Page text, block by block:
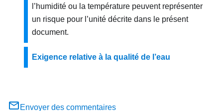
l’humidité ou la température peuvent représenter
un risque pour l’unité décrite dans le présent
document.
Exigence relative à la qualité de l’eau
Envoyer des commentaires